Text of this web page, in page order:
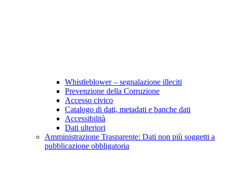
Whistleblower – segnalazione illeciti
Prevenzione della Corruzione
Accesso civico
Catalogo di dati, metadati e banche dati
Accessibilità
Dati ulteriori
Amministrazione Trasparente: Dati non più soggetti a
pubblicazione obbligatoria